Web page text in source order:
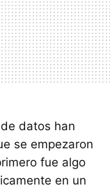
datos han
se empezaron
fue algo
en un